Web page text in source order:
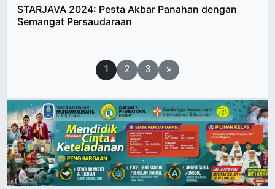
STARJAVA 2024: Pesta Akbar Panahan dengan
Semangat Persaudaraan
1 2 3 »